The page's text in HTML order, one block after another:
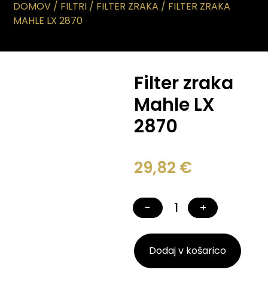
DOMOV / FILTRI / FILTER ZRAKA / FILTER ZRAKA
MAHLE LX 2870
Filter zraka
Mahle LX
2870
29,82 €
− +
Dodaj v košarico